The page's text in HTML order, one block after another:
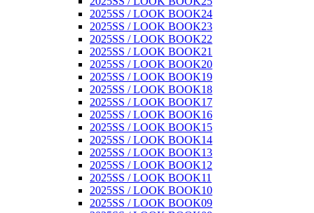
2025SS / LOOK BOOK24
2025SS / LOOK BOOK23
2025SS / LOOK BOOK22
2025SS / LOOK BOOK21
2025SS / LOOK BOOK20
2025SS / LOOK BOOK19
2025SS / LOOK BOOK18
2025SS / LOOK BOOK17
2025SS / LOOK BOOK16
2025SS / LOOK BOOK15
2025SS / LOOK BOOK14
2025SS / LOOK BOOK13
2025SS / LOOK BOOK12
2025SS / LOOK BOOK11
2025SS / LOOK BOOK10
2025SS / LOOK BOOK09